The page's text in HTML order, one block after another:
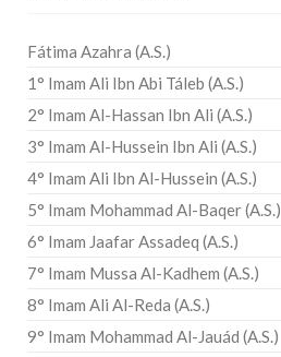
Fátima Azahra (A.S.)
1° Imam Ali Ibn Abi Táleb (A.S.)
2° Imam Al-Hassan Ibn Ali (A.S.)
3° Imam Al-Hussein Ibn Ali (A.S.)
4° Imam Ali Ibn Al-Hussein (A.S.)
5° Imam Mohammad Al-Baqer (A.S.)
6° Imam Jaafar Assadeq (A.S.)
7° Imam Mussa Al-Kadhem (A.S.)
8° Imam Ali Al-Reda (A.S.)
9° Imam Mohammad Al-Jauád (A.S.)